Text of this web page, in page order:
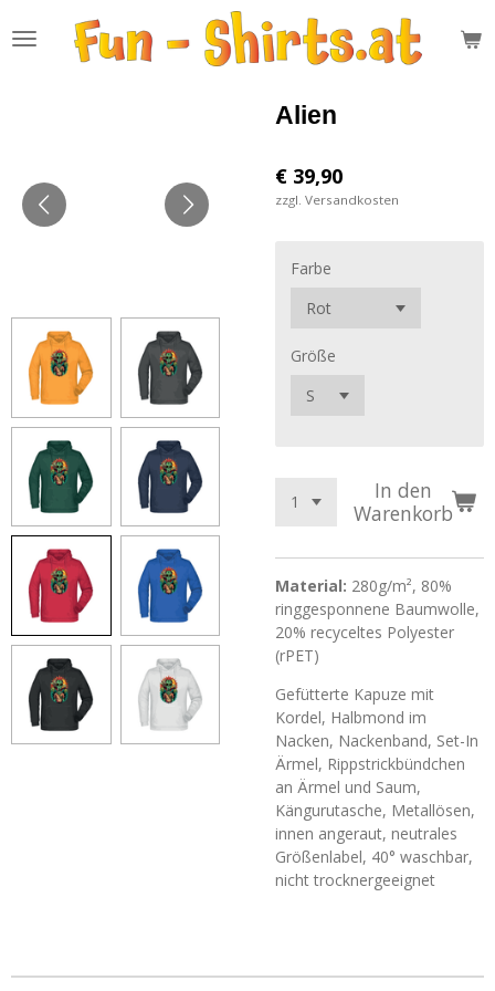
Hauptinhalt
Alien
€ 39,90
zzgl. Versandkosten
Farbe
Größe
In den
Warenkorb
Material: 280g/m², 80%
ringgesponnene Baumwolle,
20% recyceltes Polyester
(rPET)
Gefütterte Kapuze mit
Kordel, Halbmond im
Nacken, Nackenband, Set-In
Ärmel, Rippstrickbündchen
an Ärmel und Saum,
Kängurutasche, Metallösen,
innen angeraut, neutrales
Größenlabel, 40° waschbar,
nicht trocknergeeignet